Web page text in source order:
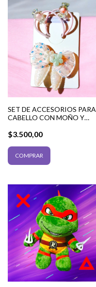
SET DE ACCESORIOS PARA
CABELLO CON MOÑO Y
$3.500,00